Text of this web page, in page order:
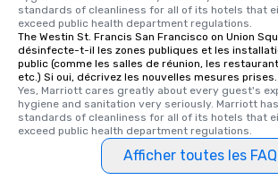
standards of cleanliness for all of its hotels that
exceed public health department regulations.
The Westin St. Francis San Francisco on Union
désinfecte-t-il les zones publiques et les
public (comme les salles de réunion, les
etc.) Si oui, décrivez les nouvelles mesures prises.
Yes, Marriott cares greatly about every guest's
hygiene and sanitation very seriously. Marriott
standards of cleanliness for all of its hotels that
exceed public health department regulations.
Afficher toutes les FAQ